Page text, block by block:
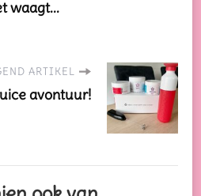
waagt...
ARTIKEL
avontuur!